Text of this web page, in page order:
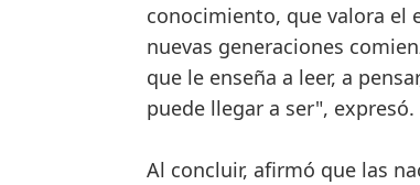
conocimiento, que valora el
nuevas generaciones
que le enseña a leer, a
puede llegar a ser", expresó.
Al concluir, afirmó que las